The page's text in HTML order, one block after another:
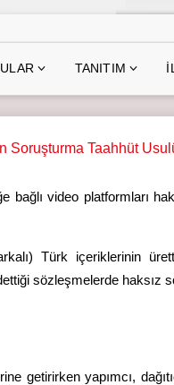
TANITIM
Taahhüt
video platformları
Türk içeriklerinin
sözleşmelerde haksız
getirirken yapımcı,